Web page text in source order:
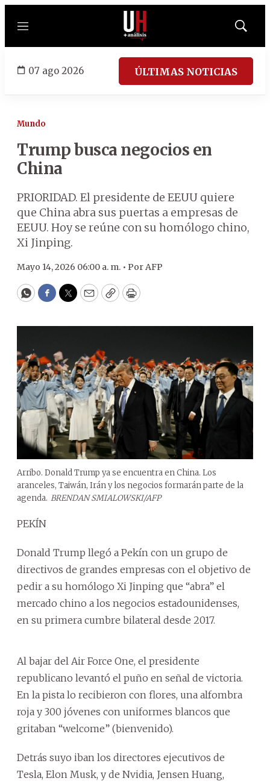
Menú
Mostrar
07 ago 2026 ÚLTIMAS NOTICIAS
Mundo
Trump busca negocios en
China
PRIORIDAD. El presidente de EEUU quiere
que China abra sus puertas a empresas de
EEUU. Hoy se reúne con su homólogo chino,
Xi Jinping.
Mayo 14, 2026 06:00 a. m. • PorAFP
WhatsApp
Facebook
Twitter
EmailCopyPrint
Arribo. Donald Trump ya se encuentra en China. Los
aranceles, Taiwán, Irán y los negocios formarán parte de la
agenda. BRENDAN SMIALOWSKI/AFP
PEKÍN
Donald Trump llegó a Pekín con un grupo de
directivos de grandes empresas con el objetivo de
pedir a su homólogo Xi Jinping que “abra” el
mercado chino a los negocios estadounidenses,
en su primera cumbre bilateral desde 2017.
Al bajar del Air Force One, el presidente
republicano levantó el puño en señal de victoria.
En la pista lo recibieron con flores, una alfombra
roja y 300 jóvenes con uniformes blancos que
gritaban “welcome” (bienvenido).
Detrás suyo iban los directores ejecutivos de
Tesla, Elon Musk, y de Nvidia, Jensen Huang,